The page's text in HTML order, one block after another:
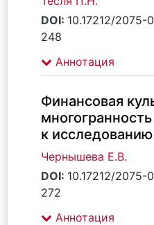
DOI: 10.17212/2075-
248
Аннотация
Финансовая
к исследованию
Чернышева Е.В.
DOI: 10.17212/2075-
272
Аннотация